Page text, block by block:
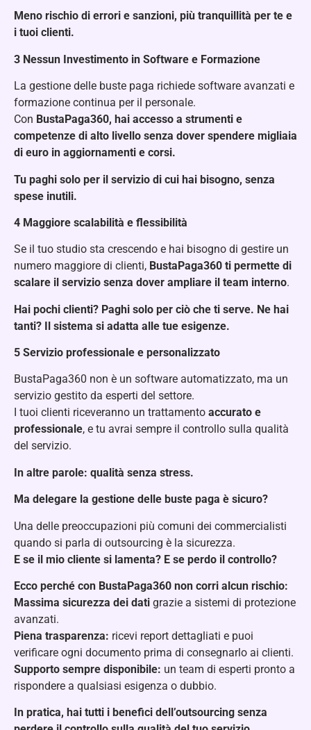
Meno rischio di errori e sanzioni, più tranquillità per te e
i tuoi clienti.
3️ Nessun Investimento in Software e Formazione
La gestione delle buste paga richiede software avanzati e
formazione continua per il personale.
Con BustaPaga360, hai accesso a strumenti e
competenze di alto livello senza dover spendere migliaia
di euro in aggiornamenti e corsi.
Tu paghi solo per il servizio di cui hai bisogno, senza
spese inutili.
4️ Maggiore scalabilità e flessibilità
Se il tuo studio sta crescendo e hai bisogno di gestire un
numero maggiore di clienti, BustaPaga360 ti permette di
scalare il servizio senza dover ampliare il team interno.
Hai pochi clienti? Paghi solo per ciò che ti serve. Ne hai
tanti? Il sistema si adatta alle tue esigenze.
5️ Servizio professionale e personalizzato
BustaPaga360 non è un software automatizzato, ma un
servizio gestito da esperti del settore.
I tuoi clienti riceveranno un trattamento accurato e
professionale, e tu avrai sempre il controllo sulla qualità
del servizio.
In altre parole: qualità senza stress.
Ma delegare la gestione delle buste paga è sicuro?
Una delle preoccupazioni più comuni dei commercialisti
quando si parla di outsourcing è la sicurezza.
E se il mio cliente si lamenta? E se perdo il controllo?
Ecco perché con BustaPaga360 non corri alcun rischio:
Massima sicurezza dei dati grazie a sistemi di protezione
avanzati.
Piena trasparenza: ricevi report dettagliati e puoi
verificare ogni documento prima di consegnarlo ai clienti.
Supporto sempre disponibile: un team di esperti pronto a
rispondere a qualsiasi esigenza o dubbio.
In pratica, hai tutti i benefici dell’outsourcing senza